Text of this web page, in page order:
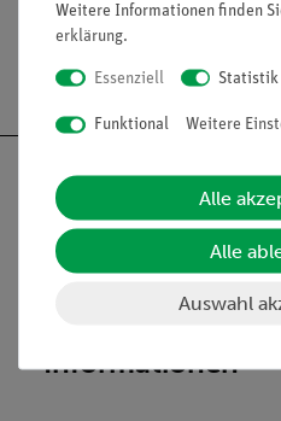
Nach
Informationen
Weitere Informationen finden
erklärung.
Essenziell Statistik
Funktional Weitere
Alle
Alle
Auswahl